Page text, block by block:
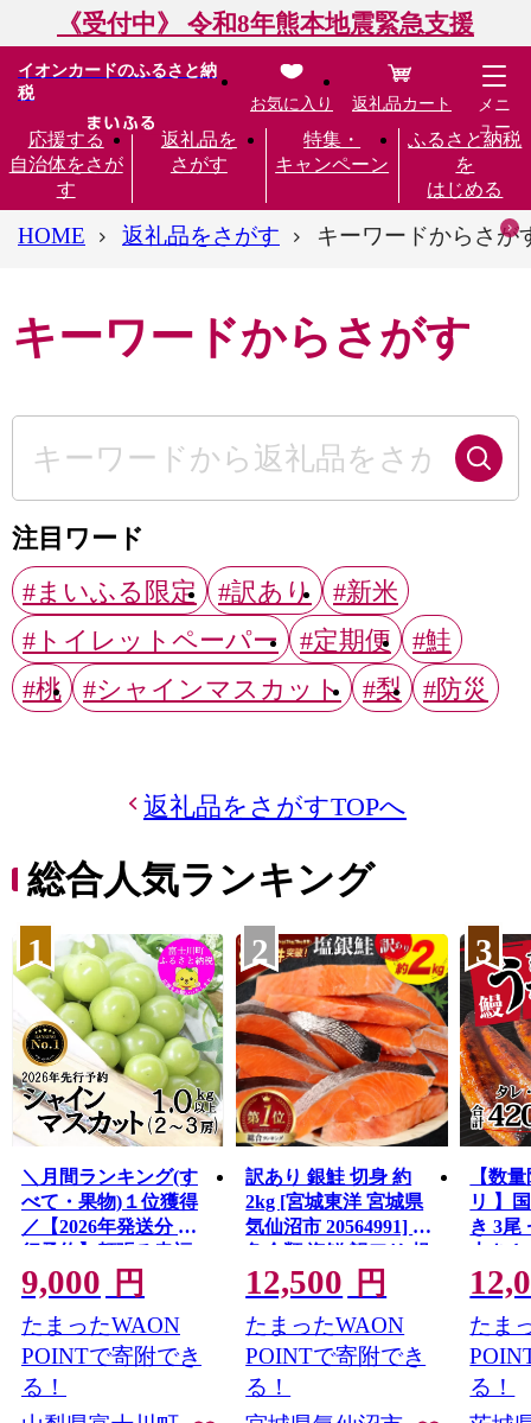
《受付中》 令和8年熊本地震緊急支援
イオンカードのふるさと納
税
応援する
自治体をさが
す
返礼品を
さがす
特集・
キャンペーン
ふるさと納税
を
はじめる
お気に入り 返礼品カート
メニ
ュー
HOME 返礼品をさがす キーワードからさが
キーワードからさがす
注目ワード
#まいふる限定
#訳あり
#新米
#トイレットペーパー
#定期便
#鮭
#桃
#シャインマスカット #梨 #防災
返礼品をさがすTOPへ
総合人気ランキング
1
＼月間ランキング(す
べて・果物)１位獲得
／【2026年発送分 先
行予約】頬張る幸福
感 〜緑の宝石・ シ
ャインマスカット 〜
１ｋｇ以上（２〜３
房） フルーツ 山梨県
産 果物 くだもの シャ
イン マスカット ぶど
9,000 円
たまったWAON
POINTで寄附でき
る！
2
訳あり 銀鮭 切身 約
2kg [宮城東洋 宮城県
気仙沼市 20564991] 鮭
魚介類 海鮮 訳アリ 規
格外 不揃い さけ サケ
鮭切身 シャケ 切り身
冷凍 家庭用 おかず 弁
当 支援 サーモン 銀鮭
切り身 魚 わけあり
12,500 円
たまったWAON
POINTで寄附でき
る！
3
【数
リ 】
き 3尾
大き
レ・
鰻 ふ
な重
茨城
と納
たま
る！